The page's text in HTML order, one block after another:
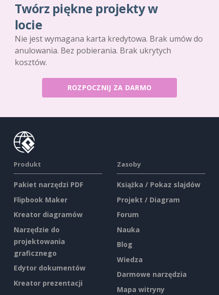
Twórz piękne projekty w
locie
Nie jest wymagana karta kredytowa. Brak umów do
anulowania. Bez pobierania. Brak ukrytych
kosztów.
ROZPOCZNIJ ZA DARMO
Produkt
Pakiet narzędzi PDF
Flipbook Maker
Kreator diagramów
Narzędzie do
projektowania
graficznego
Edytor dokumentów
Kreator prezentacji
Zasoby
Książka / Pokaz slajdów
Projekt / Diagram
Forum
Nauka
Blog
Wiedza
Darmowe narzędzia
Mapa witryny